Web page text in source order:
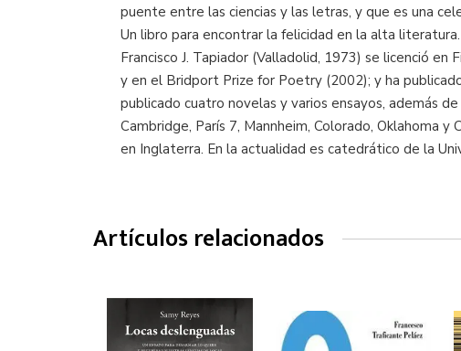
puente entre las ciencias y las letras, y que es una
Un libro para encontrar la felicidad en la alta literatura.
Francisco J. Tapiador (Valladolid, 1973) se licenció
y en el Bridport Prize for Poetry (2002); y ha
publicado cuatro novelas y varios ensayos, además
Cambridge, París 7, Mannheim, Colorado, Oklahoma
en Inglaterra. En la actualidad es catedrático de la
Artículos relacionados